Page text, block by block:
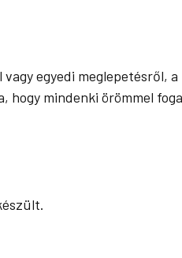
egyedi meglepetésről,
hogy mindenki örömmel